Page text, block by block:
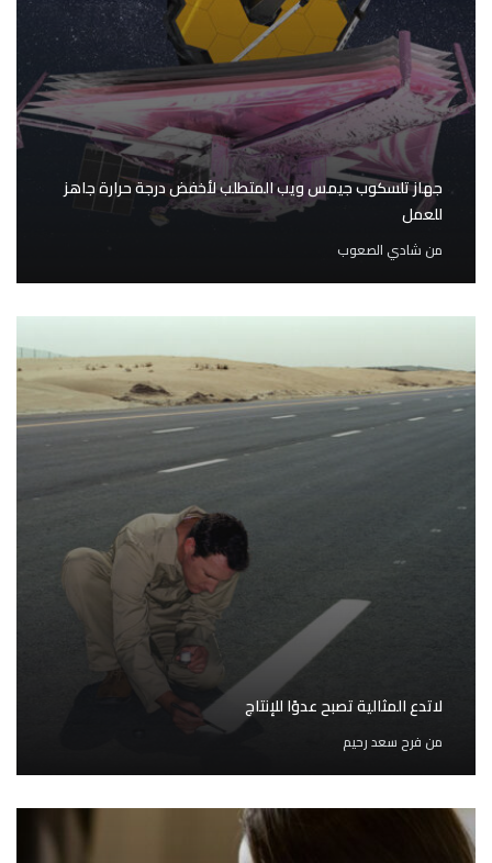
جهاز تلسكوب جيمس ويب المتطلب لأخفض درجة حرارة جاهز
للعمل
من شادي الصعوب
لاتدع المثالية تصبح عدوًا للإنتاج
من فرح سعد رحيم